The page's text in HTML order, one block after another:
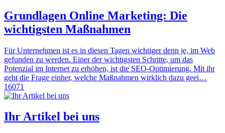
Grundlagen Online Marketing: Die
wichtigsten Maßnahmen
Für Unternehmen ist es in diesen Tagen wichtiger denn je, im Web
gefunden zu werden. Einer der wichtigsten Schritte, um das
Potenzial im Internet zu erhöhen, ist die SEO-Optimierung. Mit ihr
geht die Frage einher, welche Maßnahmen wirklich dazu geei…
16071
Ihr Artikel bei uns